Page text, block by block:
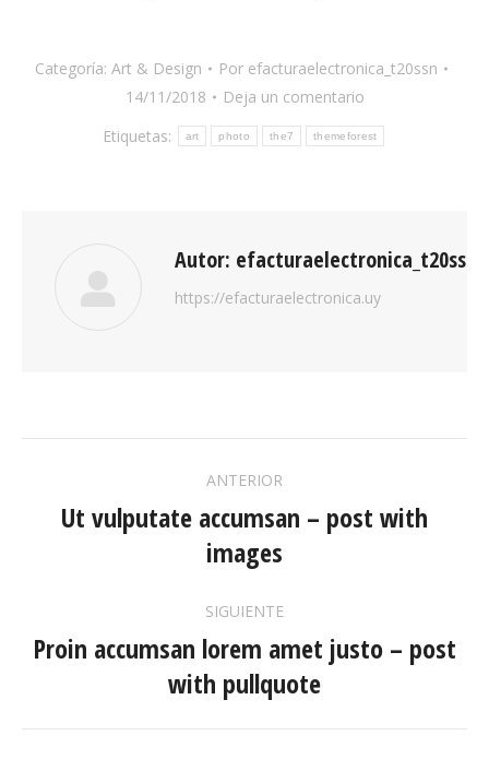
Categoría: Art & Design Por efacturaelectronica_t20ssn
14/11/2018
Deja un comentario
Etiquetas:
art photo the7 themeforest
Autor: efacturaelectronica_t20ssn
https://efacturaelectronica.uy
NAVEGACIÓN
ENTRE
PUBLICACIONES
ANTERIOR
Publicación
anterior:
Ut vulputate accumsan – post with
images
SIGUIENTE
Publicación
siguiente:
Proin accumsan lorem amet justo – post
with pullquote